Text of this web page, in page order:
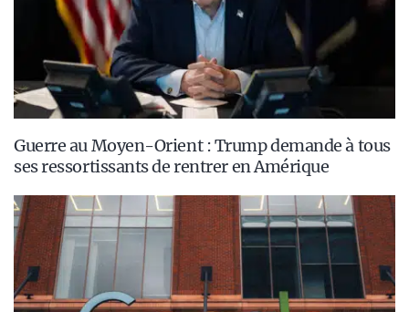
Guerre au Moyen-Orient : Trump demande à tous
ses ressortissants de rentrer en Amérique